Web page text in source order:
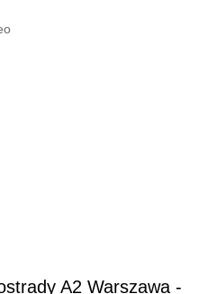
A2 Warszawa -